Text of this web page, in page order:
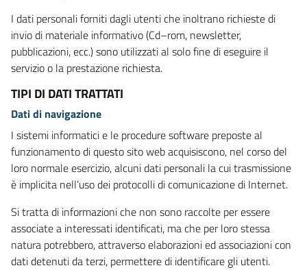
I dati personali forniti dagli utenti che inoltrano richieste di
invio di materiale informativo (Cd–rom, newsletter,
pubblicazioni, ecc.) sono utilizzati al solo fine di eseguire il
servizio o la prestazione richiesta.
TIPI DI DATI TRATTATI
Dati di navigazione
I sistemi informatici e le procedure software preposte al
funzionamento di questo sito web acquisiscono, nel corso del
loro normale esercizio, alcuni dati personali la cui trasmissione
è implicita nell’uso dei protocolli di comunicazione di Internet.
Si tratta di informazioni che non sono raccolte per essere
associate a interessati identificati, ma che per loro stessa
natura potrebbero, attraverso elaborazioni ed associazioni con
dati detenuti da terzi, permettere di identificare gli utenti.